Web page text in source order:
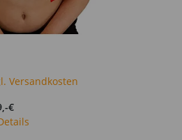
Versandkosten
€